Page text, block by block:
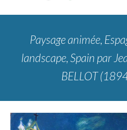
Paysage animée,
landscape, Spain par
BELLOT